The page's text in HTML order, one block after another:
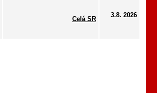
Celá SR
3.8. 2026